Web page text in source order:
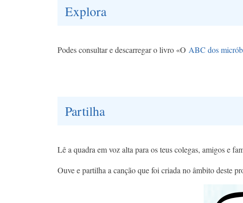
Explora
Podes consultar e descarregar o livro «O ABC dos
Partilha
Lê a quadra em voz alta para os teus colegas, amigos e
Ouve e partilha a canção que foi criada no âmbito deste